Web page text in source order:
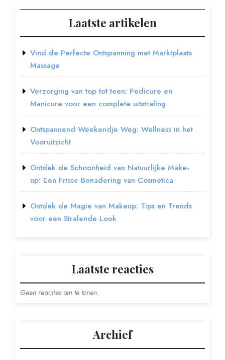
Laatste artikelen
Vind de Perfecte Ontspanning met Marktplaats
Massage
Verzorging van top tot teen: Pedicure en
Manicure voor een complete uitstraling
Ontspannend Weekendje Weg: Wellness in het
Vooruitzicht
Ontdek de Schoonheid van Natuurlijke Make-
up: Een Frisse Benadering van Cosmetica
Ontdek de Magie van Makeup: Tips en Trends
voor een Stralende Look
Laatste reacties
Geen reacties om te tonen.
Archief